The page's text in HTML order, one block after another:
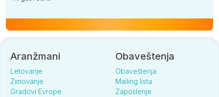
Aranžmani
Letovanje
Zimovanje
Gradovi Evrope
Obaveštenja
Obaveštenja
Mailing lista
Zaposlenje